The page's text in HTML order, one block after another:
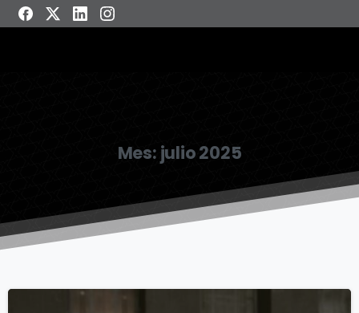
Mes: julio 2025